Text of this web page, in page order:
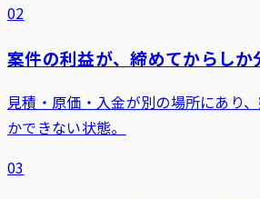
02
案件の利益が、締めてからしか
見積・原価・入金が別の場所にあり
かできない状態。
03